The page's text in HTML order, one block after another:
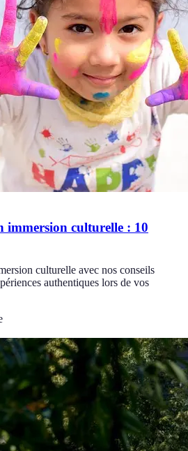
immersion culturelle : 10
culturelle avec nos conseils
authentiques lors de vos